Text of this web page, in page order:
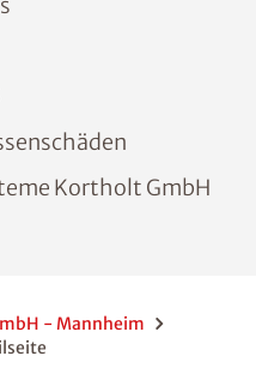
Kortholt GmbH
- Mannheim